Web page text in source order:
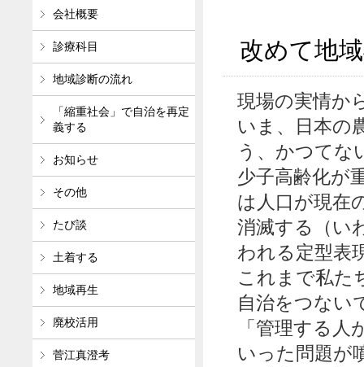
改めて地
現場の実情か
いま、日本の
う、かつてな
少子高齢化が
は人口が現在
消滅する（い
われる定型表
これまで私た
自治をつない
「管理する
いった問題が
会社概要
診療科目
地域診断の流れ
「縮重社会」で自治を再定
義する
お知らせ
その他
たび談
土着する
地域再生
廃校活用
菅江真澄考